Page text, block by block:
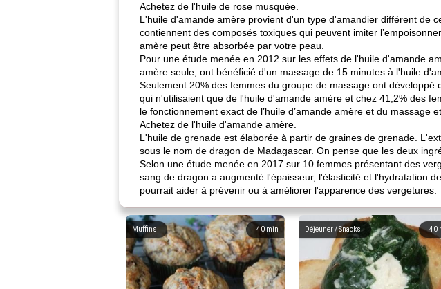
Achetez de l'huile de rose musquée.
L'huile d'amande amère provient d'un type d'amandier différent de
contiennent des composés toxiques qui peuvent imiter
amère peut être absorbée par votre peau.
Pour une étude menée en 2012 sur les effets de l'huile d'amande
amère seule, ont bénéficié d'un massage de 15 minutes à l'huile
Seulement 20% des femmes du groupe de massage ont
qui n'utilisaient que de l'huile d'amande amère et chez 41,2% des
le fonctionnement exact de l’huile d’amande amère et du massage
Achetez de l'huile d'amande amère.
L'huile de grenade est élaborée à partir de graines de grenade.
sous le nom de dragon de Madagascar. On pense que les deux
Selon une étude menée en 2017 sur 10 femmes présentant des
sang de dragon a augmenté l'épaisseur, l'élasticité et l'hydratation
pourrait aider à prévenir ou à améliorer l'apparence des vergetures.
40 min
Muffins 40
Déjeuner / Snacks